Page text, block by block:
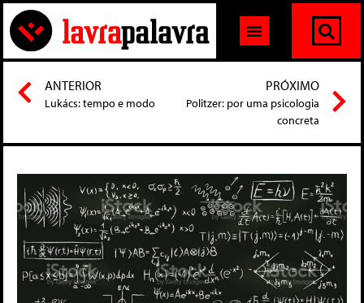
ANTERIOR
Lukács: tempo e modo
PRÓXIMO
Politzer: por uma psicologia
concreta